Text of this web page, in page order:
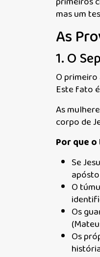
mas um
As
1. O
O
Este fato
As
corpo de
Por que
Se
O
Os
Os